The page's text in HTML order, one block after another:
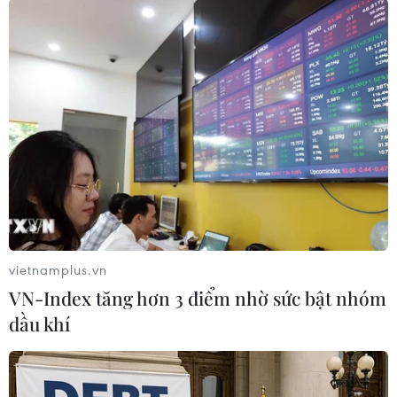
#Diễn biến phức tạp
Theo dõi VietnamPlus
TIN LIÊN QUAN
vietnamplus.vn
VN-Index tăng hơn 3 điểm nhờ sức bật nhóm
dầu khí